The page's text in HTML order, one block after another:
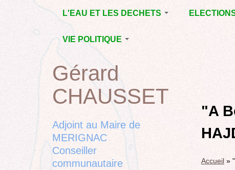
L'EAU ET LES DECHETS
ECONOMIE D’EAU,
SAGE, SÉCHERESSE
LA GESTION DES
DECHETS
CONTRAT DE L'EAU,
POLLUTIONS
RUBRIQUE
CHANTIER
COMPLETER
VIE POLITIQUE
L’ACTION POLITIQUE À
MÉRIGNAC
BORDEAUX
METROPOLE
EMPLOI, SOLIDARITES
ELECTIONS,
RUBRIQUES
DIVERSES, PETITES
PHRASES..
to
top
"A
Accueil »
Back
to
top
Gérard
CHAUSSET
Adjoint au Maire de
MERIGNAC
Conseiller
communautaire